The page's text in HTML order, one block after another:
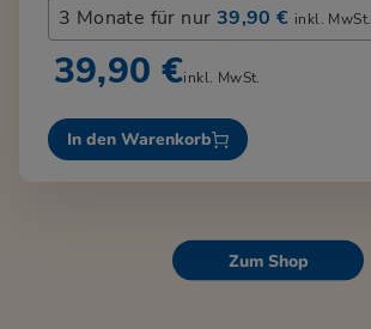
3 Monate für nur 39,90 € inkl. MwSt.
39,90 €inkl. MwSt.
In den Warenkorb
Zum Shop